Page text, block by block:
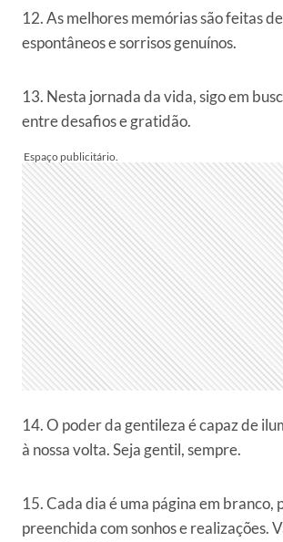
12. As melhores memórias são feitas
espontâneos e sorrisos genuínos.
13. Nesta jornada da vida, sigo em
entre desafios e gratidão.
14. O poder da gentileza é capaz de
à nossa volta. Seja gentil, sempre.
15. Cada dia é uma página em branco,
preenchida com sonhos e realizações.